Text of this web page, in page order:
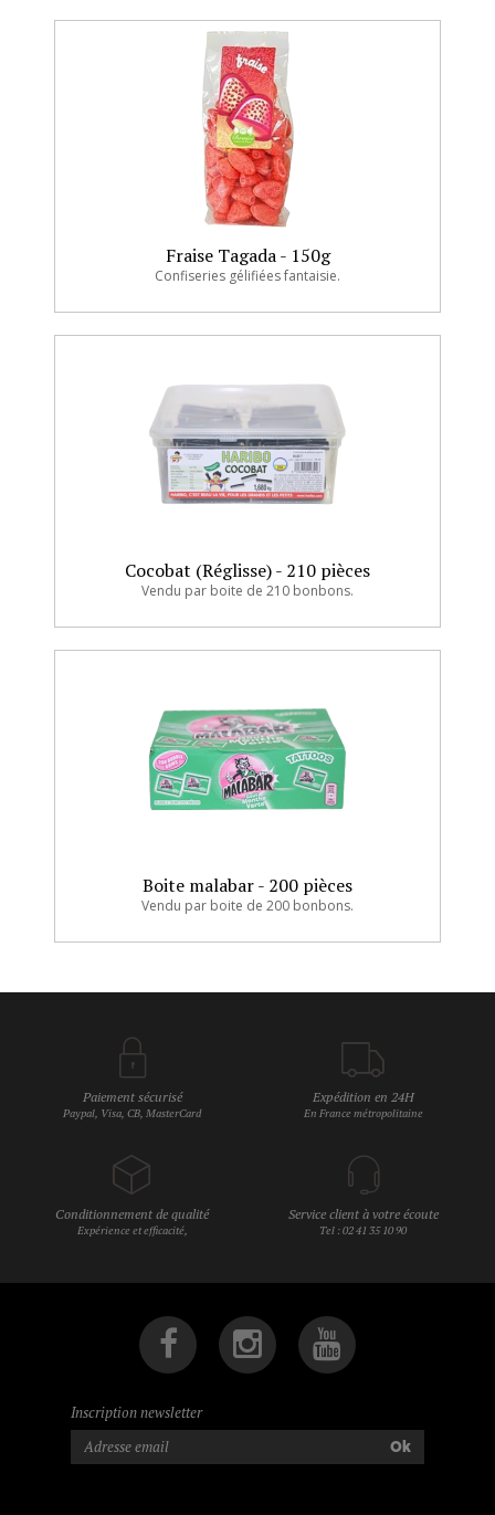
Fraise Tagada - 150g
Confiseries gélifiées fantaisie.
Cocobat (Réglisse) - 210 pièces
Vendu par boite de 210 bonbons.
Boite malabar - 200 pièces
Vendu par boite de 200 bonbons.
Paiement sécurisé
Paypal, Visa, CB, MasterCard
Expédition en 24H
En France métropolitaine
Conditionnement de qualité
Expérience et efficacité,
Service client à votre écoute
Tel : 02 41 35 10 90
Inscription newsletter
Ok